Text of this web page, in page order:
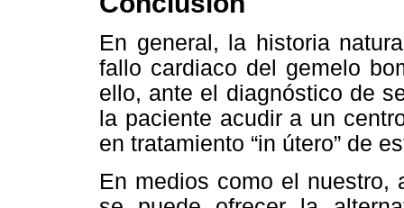
En general, la historia
fallo cardiaco del gemelo
ello, ante el diagnóstico de
la paciente acudir a un
en tratamiento “in útero” de
En medios como el nuestro,